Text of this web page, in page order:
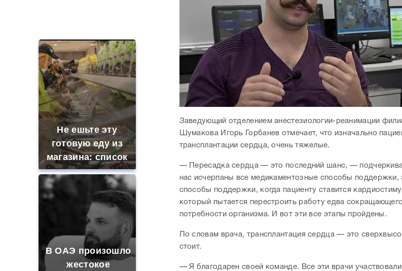
Не ешьте эту
готовую еду из
магазина: список
В ОАЭ произошло
жестокое
Заведующий отделением анестезиологии-реанимации
Шумакова Игорь Горбанев отмечает, что изначально
трансплантации сердца, очень тяжелые.
— Пересадка сердца — это последний шанс, —
нас исчерпаны все медикаментозные способы поддержки,
способы поддержки, когда пациенту ставится
который пытается перестроить работу едва
потребности организма. И вот эти все этапы пройдены.
По словам врача, трансплантация сердца — это
стоит.
— Я благодарен своей команде. Все эти врачи